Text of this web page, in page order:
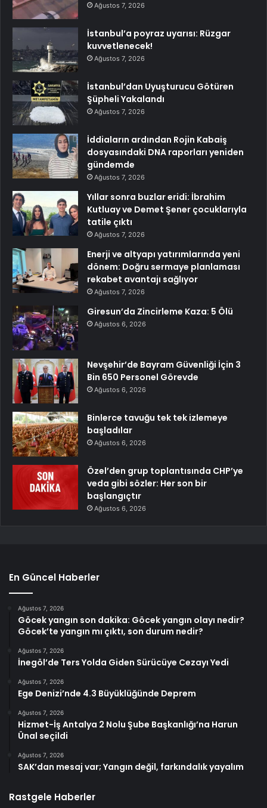
Ağustos 7, 2026
İstanbul’a poyraz uyarısı: Rüzgar
kuvvetlenecek!
Ağustos 7, 2026
İstanbul’dan Uyuşturucu Götüren
Şüpheli Yakalandı
Ağustos 7, 2026
İddiaların ardından Rojin Kabaiş
dosyasındaki DNA raporları yeniden
gündemde
Ağustos 7, 2026
Yıllar sonra buzlar eridi: İbrahim
Kutluay ve Demet Şener çocuklarıyla
tatile çıktı
Ağustos 7, 2026
Enerji ve altyapı yatırımlarında yeni
dönem: Doğru sermaye planlaması
rekabet avantajı sağlıyor
Ağustos 7, 2026
Giresun’da Zincirleme Kaza: 5 Ölü
Ağustos 6, 2026
Nevşehir’de Bayram Güvenliği İçin 3
Bin 650 Personel Görevde
Ağustos 6, 2026
Binlerce tavuğu tek tek izlemeye
başladılar
Ağustos 6, 2026
Özel’den grup toplantısında CHP’ye
veda gibi sözler: Her son bir
başlangıçtır
Ağustos 6, 2026
En Güncel Haberler
Ağustos 7, 2026
Göcek yangın son dakika: Göcek yangın olayı nedir?
Göcek’te yangın mı çıktı, son durum nedir?
Ağustos 7, 2026
İnegöl’de Ters Yolda Giden Sürücüye Cezayı Yedi
Ağustos 7, 2026
Ege Denizi’nde 4.3 Büyüklüğünde Deprem
Ağustos 7, 2026
Hizmet-İş Antalya 2 Nolu Şube Başkanlığı’na Harun
Ünal seçildi
Ağustos 7, 2026
SAK’dan mesaj var; Yangın değil, farkındalık yayalım
Rastgele Haberler